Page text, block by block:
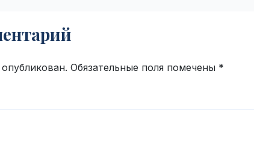
Обязательные поля помечены *